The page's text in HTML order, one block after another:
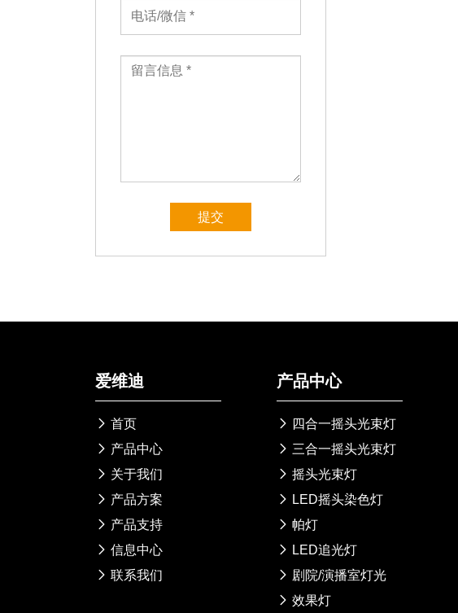
爱维迪
 首页
 产品中心
 关于我们
 产品方案
 产品支持
 信息中心
 联系我们
产品中心
 四合一摇头光束灯
 三合一摇头光束灯
 摇头光束灯
 LED摇头染色灯
 帕灯
 LED追光灯
 剧院/演播室灯光
 效果灯